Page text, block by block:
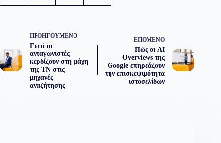
ΠΡΟΗΓΟΎΜΕΝΟ
Γιατί οι
ανταγωνιστές
κερδίζουν στη μάχη
της ΤΝ στις
μηχανές
αναζήτησης
ΕΠΌΜΕΝΟ
Πώς οι AI
Overviews της
Google επηρεάζουν
την επισκεψιμότητα
ιστοσελίδων